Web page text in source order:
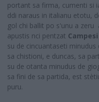
portant sa firma, cumenti si
ddi naraus in italianu etotu,
gol chi ballit po s'unu a zeru
apustis nci pentzat Campesi
su de cincuantaseti
sa chistioni, e duncas, sa
su de otanta minudus de
sa fini de sa partida, est
puru.